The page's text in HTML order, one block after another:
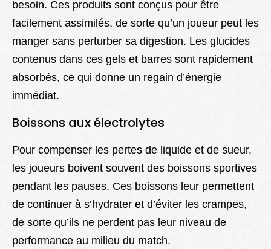
besoin. Ces produits sont conçus pour être
facilement assimilés, de sorte qu’un joueur peut les
manger sans perturber sa digestion. Les glucides
contenus dans ces gels et barres sont rapidement
absorbés, ce qui donne un regain d’énergie
immédiat.
Boissons aux électrolytes
Pour compenser les pertes de liquide et de sueur,
les joueurs boivent souvent des boissons sportives
pendant les pauses. Ces boissons leur permettent
de continuer à s’hydrater et d’éviter les crampes,
de sorte qu’ils ne perdent pas leur niveau de
performance au milieu du match.